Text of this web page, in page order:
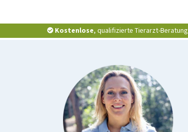
Kostenlose, qualifizierte Tierarzt-Beratung